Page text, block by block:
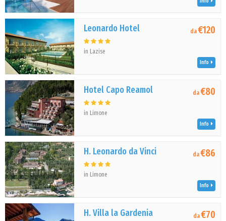
Leonardo Hotel
in Lazise
da€120
Info
Hotel Capo Reamol
in Limone
da€80
Info
H. Leonardo da Vinci
in Limone
da€86
Info
H. Villa la Gardenia da€70